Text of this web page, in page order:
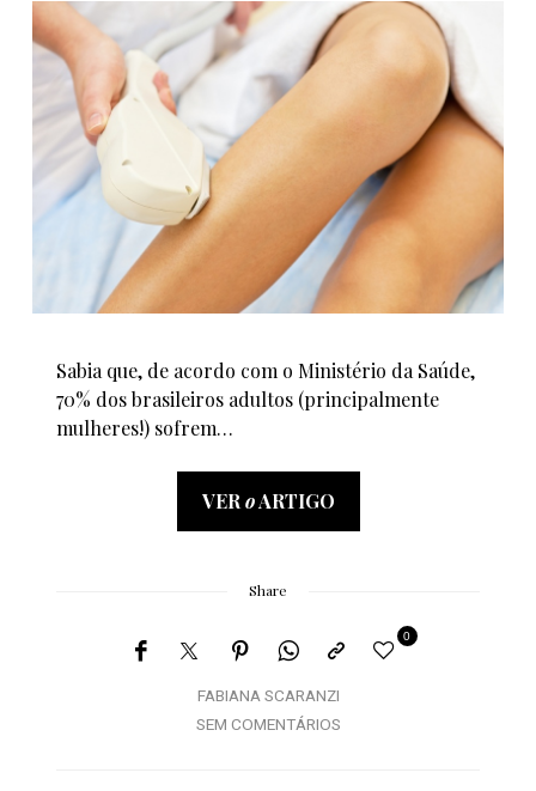
Sabia que, de acordo com o Ministério da Saúde,
70% dos brasileiros adultos (principalmente
mulheres!) sofrem…
VERoARTIGO
Share
FABIANA SCARANZI
0
SEM COMENTÁRIOS